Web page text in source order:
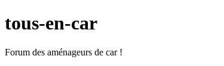
tous-en-car
Forum des aménageurs de car !